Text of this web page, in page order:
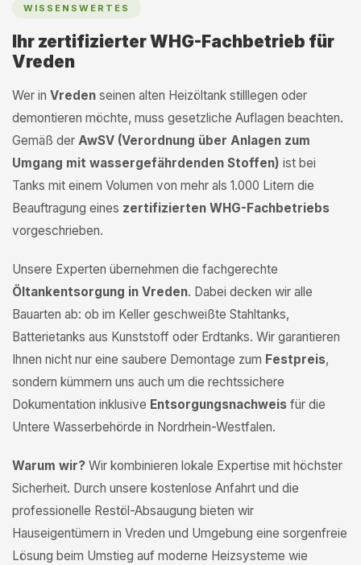
WISSENSWERTES
Ihr zertifizierter WHG-Fachbetrieb für
Vreden
Wer in Vreden seinen alten Heizöltank stilllegen oder
demontieren möchte, muss gesetzliche Auflagen beachten.
Gemäß der AwSV (Verordnung über Anlagen zum
Umgang mit wassergefährdenden Stoffen) ist bei
Tanks mit einem Volumen von mehr als 1.000 Litern die
Beauftragung eines zertifizierten WHG-Fachbetriebs
vorgeschrieben.
Unsere Experten übernehmen die fachgerechte
Öltankentsorgung in Vreden. Dabei decken wir alle
Bauarten ab: ob im Keller geschweißte Stahltanks,
Batterietanks aus Kunststoff oder Erdtanks. Wir garantieren
Ihnen nicht nur eine saubere Demontage zum Festpreis,
sondern kümmern uns auch um die rechtssichere
Dokumentation inklusive Entsorgungsnachweis für die
Untere Wasserbehörde in Nordrhein-Westfalen.
Warum wir? Wir kombinieren lokale Expertise mit höchster
Sicherheit. Durch unsere kostenlose Anfahrt und die
professionelle Restöl-Absaugung bieten wir
Hauseigentümern in Vreden und Umgebung eine sorgenfreie
Lösung beim Umstieg auf moderne Heizsysteme wie